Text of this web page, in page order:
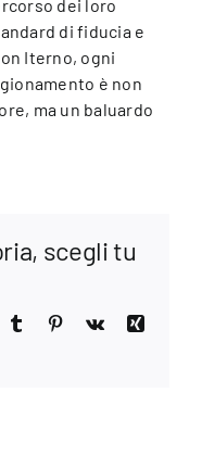
dei loro
di fiducia e
Iterno, ogni
è non
ma un baluardo
scegli tu
Tumblr Pinterest
Vk
Xing